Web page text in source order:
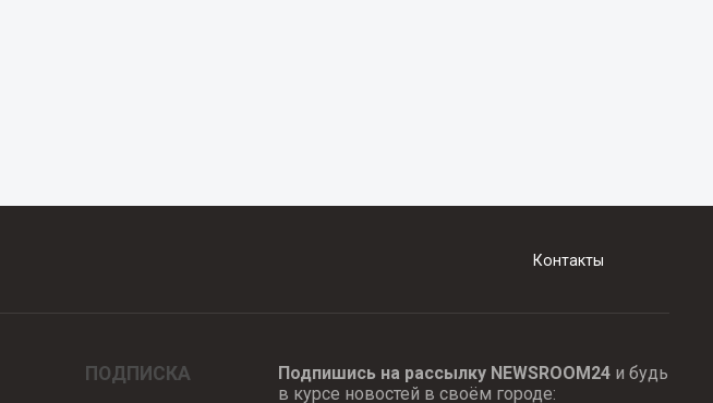
Контакты
ПОДПИСКА Подпишись на рассылку NEWSROOM24и будь
в курсе новостей в своём городе: